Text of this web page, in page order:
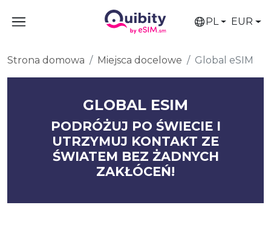
PL EUR
Strona domowa Miejsca docelowe Global eSIM
GLOBAL ESIM
PODRÓŻUJ PO ŚWIECIE I
UTRZYMUJ KONTAKT ZE
ŚWIATEM BEZ ŻADNYCH
ZAKŁÓCEŃ!